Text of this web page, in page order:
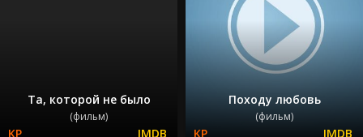
Та, которой не было
(фильм)
Походу любовь
(фильм)